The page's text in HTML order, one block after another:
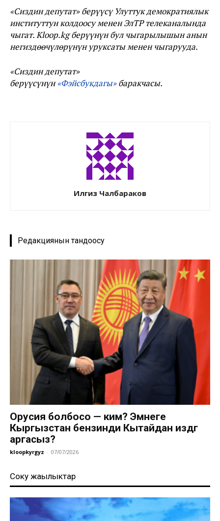
«Сиздин депутат» берүүсү Улуттук демократиялык
институттун колдоосу менен ЭлТР телеканалында
чыгат. Kloop.kg берүүнүн бул чыгарылышын анын
негиздөөчүлөрүнүн уруксаты менен чыгарууда.
«Сиздин депутат»
берүүсүнүн«Фэйсбукдагы»баракчасы.
Илгиз Чалбараков
Редакциянын тандоосу
Орусия болбосо — ким? Эмнеге
Кыргызстан бензинди Кытайдан издөөгө
аргасыз?
kloopkyrgyz - 07/07/2026
Соңку жаңылыктар